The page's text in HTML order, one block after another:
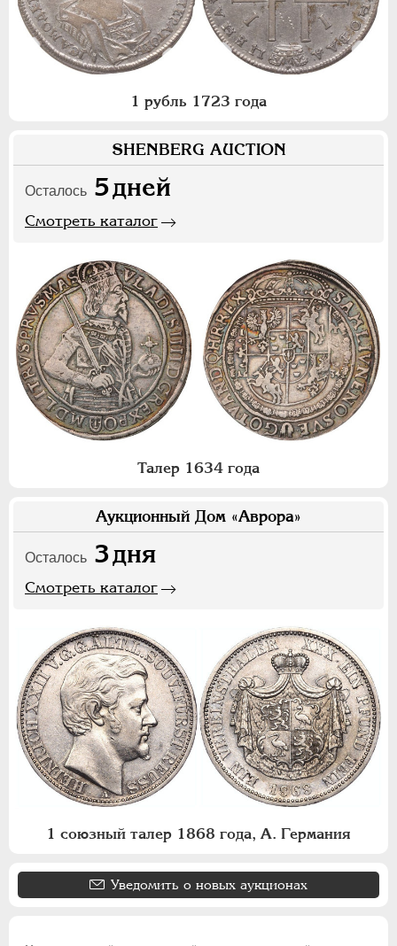
1 рубль 1723 года
SHENBERG AUCTION
Осталось 5дней
Смотреть каталог
Талер 1634 года
Аукционный Дом «Аврора»
Осталось 3дня
Смотреть каталог
1 союзный талер 1868 года, А. Германия
Уведомить о новых аукционах